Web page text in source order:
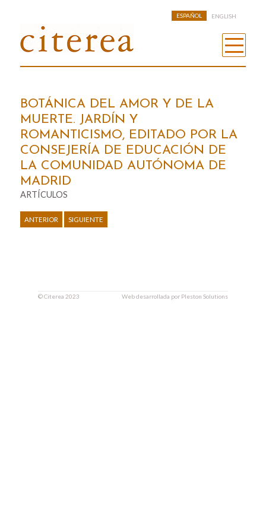
ESPAÑOL ENGLISH
BOTÁNICA DEL AMOR Y DE LA
MUERTE. JARDÍN Y
ROMANTICISMO, EDITADO POR LA
CONSEJERÍA DE EDUCACIÓN DE
LA COMUNIDAD AUTÓNOMA DE
MADRID
ARTÍCULOS
ANTERIOR SIGUIENTE
©Citerea 2023 Web desarrollada por Pleston Solutions